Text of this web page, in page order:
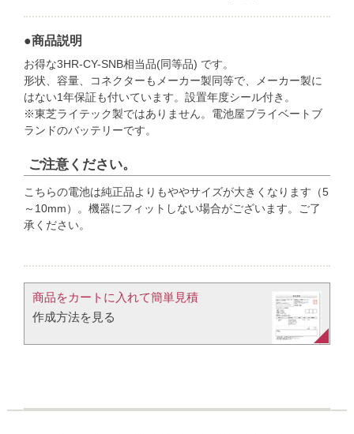
●商品説明
お得な3HR-CY-SNB相当品(同等品) です。
形状、容量、コネクターもメーカー製同等で、メーカー製に
はない1年保証も付いています。設置年度シール付き。
※東芝ライテック製ではありません。電池屋プライベートブ
ランドのバッテリーです。
ご注意ください。
こちらの電池は純正品よりもややサイズが大きくなります（5
～10mm）。機器にフィットしない場合がございます。ご了
承ください。
商品をカートに入れて簡単見積​
作成方法を見る​​